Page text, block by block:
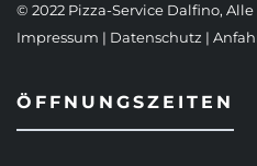
© 2022 Pizza-Service Dalfino,
Impressum | Datenschutz |
ÖFFNUNGSZEITEN